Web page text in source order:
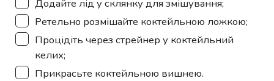
Додайте лід у склянку для змішування;
▢
Ретельно розмішайте коктейльною ложкою;
▢
Процідіть через стрейнер у коктейльний
келих;
▢
Прикрасьте коктейльною вишнею.